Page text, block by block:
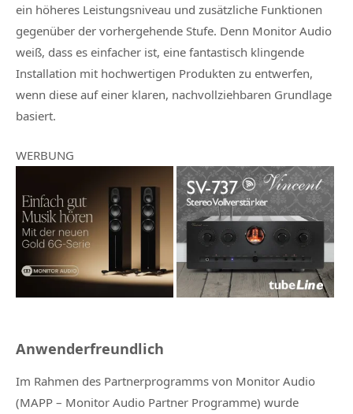
ein höheres Leistungsniveau und zusätzliche Funktionen
gegenüber der vorhergehende Stufe. Denn Monitor Audio
weiß, dass es einfacher ist, eine fantastisch klingende
Installation mit hochwertigen Produkten zu entwerfen,
wenn diese auf einer klaren, nachvollziehbaren Grundlage
basiert.
WERBUNG
Anwenderfreundlich
Im Rahmen des Partnerprogramms von Monitor Audio
(MAPP – Monitor Audio Partner Programme) wurde